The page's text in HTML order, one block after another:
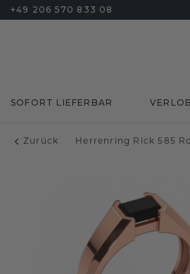
+49 206 570 833 08
SOFORT LIEFERBAR
Zurück Herrenring Rick 585